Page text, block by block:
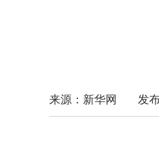
来源：新华网 发